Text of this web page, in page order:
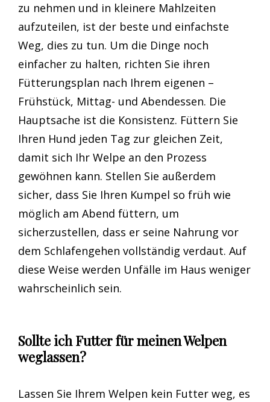
zu nehmen und in kleinere Mahlzeiten
aufzuteilen, ist der beste und einfachste
Weg, dies zu tun. Um die Dinge noch
einfacher zu halten, richten Sie ihren
Fütterungsplan nach Ihrem eigenen –
Frühstück, Mittag- und Abendessen. Die
Hauptsache ist die Konsistenz. Füttern Sie
Ihren Hund jeden Tag zur gleichen Zeit,
damit sich Ihr Welpe an den Prozess
gewöhnen kann. Stellen Sie außerdem
sicher, dass Sie Ihren Kumpel so früh wie
möglich am Abend füttern, um
sicherzustellen, dass er seine Nahrung vor
dem Schlafengehen vollständig verdaut. Auf
diese Weise werden Unfälle im Haus weniger
wahrscheinlich sein.
Sollte ich Futter für meinen Welpen
weglassen?
Lassen Sie Ihrem Welpen kein Futter weg, es